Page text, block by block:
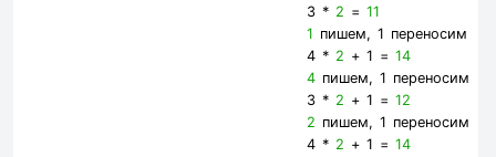
3 * 2 =11
1 пишем, 1 переносим
4 * 2 + 1 =14
4 пишем, 1 переносим
3 * 2 + 1 =12
2 пишем, 1 переносим
4 * 2 + 1 =14